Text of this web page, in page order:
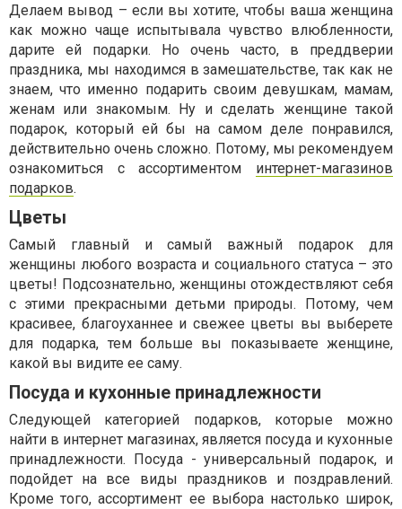
Делаем вывод – если вы хотите, чтобы ваша женщина
как можно чаще испытывала чувство влюбленности,
дарите ей подарки. Но очень часто, в преддверии
праздника, мы находимся в замешательстве, так как не
знаем, что именно подарить своим девушкам, мамам,
женам или знакомым. Ну и сделать женщине такой
подарок, который ей бы на самом деле понравился,
действительно очень сложно. Потому, мы рекомендуем
ознакомиться с ассортиментом интернет-магазинов
подарков.
Цветы
Самый главный и самый важный подарок для
женщины любого возраста и социального статуса – это
цветы! Подсознательно, женщины отождествляют себя
с этими прекрасными детьми природы. Потому, чем
красивее, благоуханнее и свежее цветы вы выберете
для подарка, тем больше вы показываете женщине,
какой вы видите ее саму.
Посуда и кухонные принадлежности
Следующей категорией подарков, которые можно
найти в интернет магазинах, является посуда и кухонные
принадлежности. Посуда - универсальный подарок, и
подойдет на все виды праздников и поздравлений.
Кроме того, ассортимент ее выбора настолько широк,